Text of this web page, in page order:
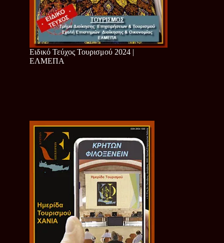
Ειδικό Τεύχος Τουρισμού 2024 |
ΕΛΜΕΠΑ